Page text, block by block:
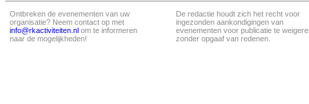
Ontbreken de evenementen van uw
organisatie? Neem contact op met
info@rkactiviteiten.nl om te informeren
naar de mogelijkheden!
De redactie houdt zich het recht voor
ingezonden aankondigingen van
evenementen voor publicatie te
zonder opgaaf van redenen.